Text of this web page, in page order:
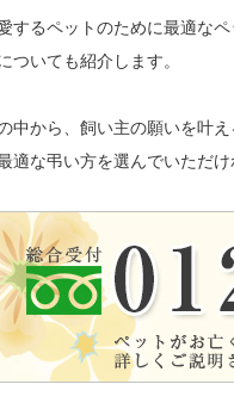
するペットのために最適な
ついても紹介します。
中から、飼い主の願いを叶
適な弔い方を選んでいただけ